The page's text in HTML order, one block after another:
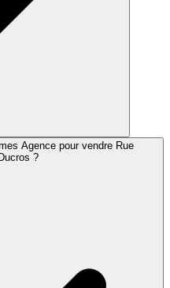
Agence pour vendre Rue
?